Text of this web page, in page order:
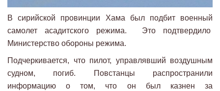
В сирийской провинции Хама был подбит военный
самолет асадитского режима. Это подтвердило
Министерство обороны режима.
Подчеркивается, что пилот, управлявший воздушным
судном, погиб. Повстанцы распространили
информацию о том, что он был казнен за